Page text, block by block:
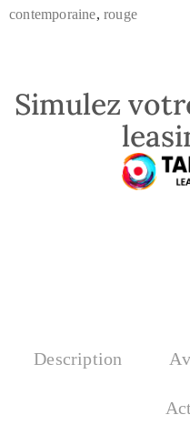
contemporaine,rouge
Simulez
Description